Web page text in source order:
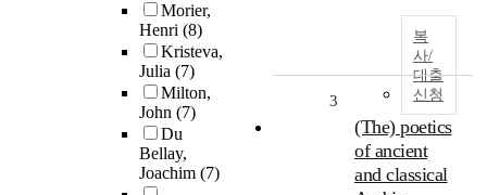
Morier,
Henri (8)
Kristeva,
Julia (7)
Milton,
John (7)
Du
Bellay,
Joachim (7)
복
사/
대출
신청
3
(The) poetics
of ancient
and classical